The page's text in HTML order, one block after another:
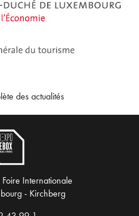
des actualités
Internationale
- Kirchberg